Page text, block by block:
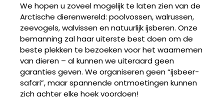
We hopen u zoveel mogelijk te laten zien van de
Arctische dierenwereld: poolvossen, walrussen,
zeevogels, walvissen en natuurlijk ijsberen. Onze
bemanning zal haar uiterste best doen om de
beste plekken te bezoeken voor het waarnemen
van dieren – al kunnen we uiteraard geen
garanties geven. We organiseren geen “ijsbeer-
safari”, maar spannende ontmoetingen kunnen
zich achter elke hoek voordoen!